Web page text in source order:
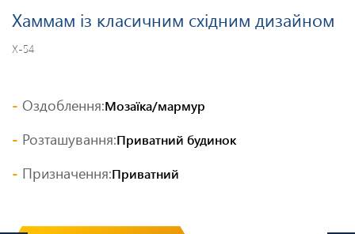
Хаммам із класичним східним дизайном
Х-54
Оздоблення:Мозаїка/мармур
Розташування:Приватний будинок
Призначення:Приватний